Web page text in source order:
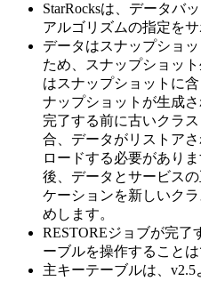
StarRocksは、データバ
アルゴリズムの指定を
データはスナップショ
ため、スナップショッ
はスナップショットに
ナップショットが生成
完了する前に古いクラ
合、データがリストア
ロードする必要があり
後、データとサービス
ケーションを新しいク
めします。
RESTOREジョブが完了
ーブルを操作することは
主キーテーブルは、v2.5